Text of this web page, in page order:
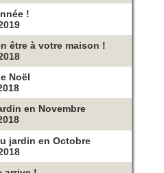
!
être à votre maison !
Noël
en Novembre
jardin en Octobre